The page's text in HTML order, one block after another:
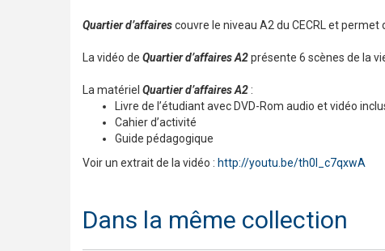
Quartier d’affairescouvre le niveau A2 du CECRL et
La vidéo de Quartier d’affaires A2présente 6 scènes de la
La matériel Quartier d’affaires A2 :
Livre de l’étudiant avec DVD-Rom audio et vidéo
Cahier d’activité
Guide pédagogique
Voir un extrait de la vidéo : http://youtu.be/th0l_c7qxwA
Dans la même collection